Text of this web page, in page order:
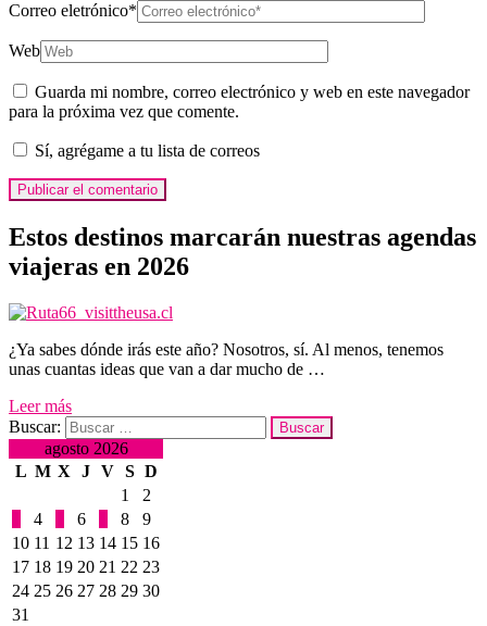
Correo eletrónico*
Web
Guarda mi nombre, correo electrónico y web en este navegador
para la próxima vez que comente.
Sí, agrégame a tu lista de correos
Estos destinos marcarán nuestras agendas
viajeras en 2026
¿Ya sabes dónde irás este año? Nosotros, sí. Al menos, tenemos
unas cuantas ideas que van a dar mucho de …
Leer más
Buscar:
agosto 2026
L M X J V S D
1
2
4 6 8
9
10 11 12 13 14 15 16
17 18 19 20 21 22 23
24 25 26 27 28 29 30
31